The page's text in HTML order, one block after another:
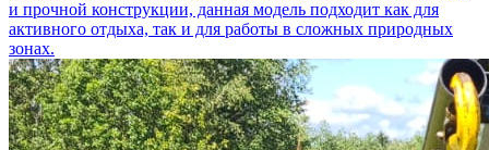
и прочной конструкции, данная модель подходит как для
активного отдыха, так и для работы в сложных природных
зонах.